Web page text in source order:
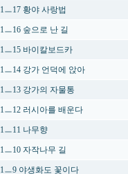
1ㅡ17 황야 사랑법
1ㅡ16 숲으로 난 길
1ㅡ15 바이칼보드카
1ㅡ14 강가 언덕에 앉아
1ㅡ13 강가의 자물통
1ㅡ12 러시아를 배운다
1ㅡ11 나무향
1ㅡ10 자작나무 길
1ㅡ9 야생화도 꽃이다